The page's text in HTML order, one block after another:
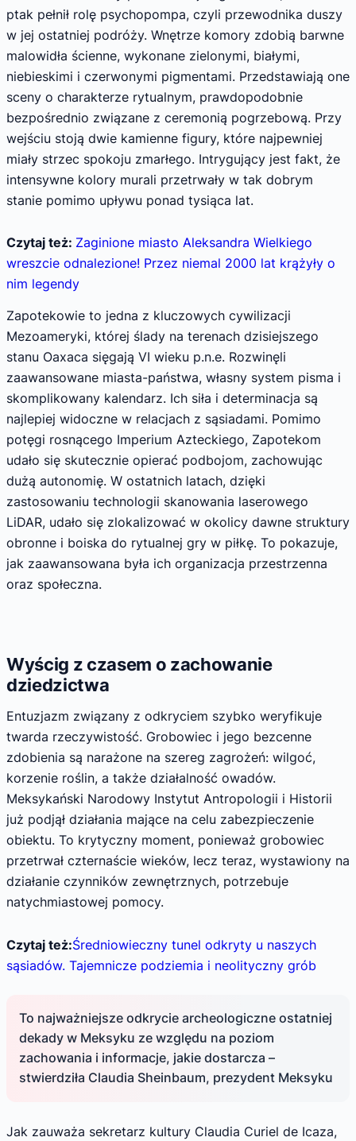
ptak pełnił rolę psychopompa, czyli przewodnika duszy
w jej ostatniej podróży. Wnętrze komory zdobią barwne
malowidła ścienne, wykonane zielonymi, białymi,
niebieskimi i czerwonymi pigmentami. Przedstawiają one
sceny o charakterze rytualnym, prawdopodobnie
bezpośrednio związane z ceremonią pogrzebową. Przy
wejściu stoją dwie kamienne figury, które najpewniej
miały strzec spokoju zmarłego. Intrygujący jest fakt, że
intensywne kolory murali przetrwały w tak dobrym
stanie pomimo upływu ponad tysiąca lat.
Czytaj też: Zaginione miasto Aleksandra Wielkiego
wreszcie odnalezione! Przez niemal 2000 lat krążyły o
nim legendy
Zapotekowie to jedna z kluczowych cywilizacji
Mezoameryki, której ślady na terenach dzisiejszego
stanu Oaxaca sięgają VI wieku p.n.e. Rozwinęli
zaawansowane miasta-państwa, własny system pisma i
skomplikowany kalendarz. Ich siła i determinacja są
najlepiej widoczne w relacjach z sąsiadami. Pomimo
potęgi rosnącego Imperium Azteckiego, Zapotekom
udało się skutecznie opierać podbojom, zachowując
dużą autonomię. W ostatnich latach, dzięki
zastosowaniu technologii skanowania laserowego
LiDAR, udało się zlokalizować w okolicy dawne struktury
obronne i boiska do rytualnej gry w piłkę. To pokazuje,
jak zaawansowana była ich organizacja przestrzenna
oraz społeczna.
Wyścig z czasem o zachowanie
dziedzictwa
Entuzjazm związany z odkryciem szybko weryfikuje
twarda rzeczywistość. Grobowiec i jego bezcenne
zdobienia są narażone na szereg zagrożeń: wilgoć,
korzenie roślin, a także działalność owadów.
Meksykański Narodowy Instytut Antropologii i Historii
już podjął działania mające na celu zabezpieczenie
obiektu. To krytyczny moment, ponieważ grobowiec
przetrwał czternaście wieków, lecz teraz, wystawiony na
działanie czynników zewnętrznych, potrzebuje
natychmiastowej pomocy.
Czytaj też:Średniowieczny tunel odkryty u naszych
sąsiadów. Tajemnicze podziemia i neolityczny grób
To najważniejsze odkrycie archeologiczne ostatniej
dekady w Meksyku ze względu na poziom
zachowania i informacje, jakie dostarcza –
stwierdziła Claudia Sheinbaum, prezydent Meksyku
Jak zauważa sekretarz kultury Claudia Curiel de Icaza,